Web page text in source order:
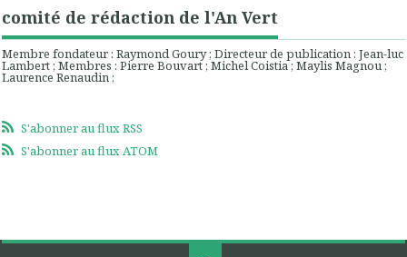
comité de rédaction de l'An Vert
Membre fondateur : Raymond Goury ; Directeur de publication : Jean-luc
Lambert ; Membres : Pierre Bouvart ; Michel Coistia ; Maylis Magnou ;
Laurence Renaudin ;
S'abonner au flux RSS
S'abonner au flux ATOM